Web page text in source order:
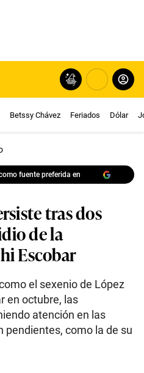
Betssy Chávez Feriados Dólar
fuente preferida en
tras dos
de la
Escobar
el sexenio de López
en octubre, las
atención en las
pendientes, como la de su